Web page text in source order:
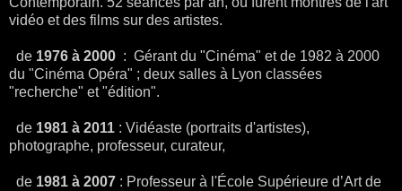
vidéo et des films sur des artistes.
de 1976 à 2000 : Gérant du "Cinéma" et de 1982 à 2000
du "Cinéma Opéra" ; deux salles à Lyon classées
"recherche" et "édition".
de 1981 à 2011 : Vidéaste (portraits d'artistes),
photographe, professeur, curateur,
de 1981 à 2007 : Professeur à l'École Supérieure d’Art de